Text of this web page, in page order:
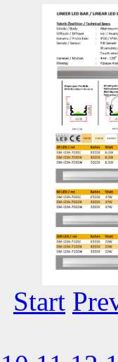
Start